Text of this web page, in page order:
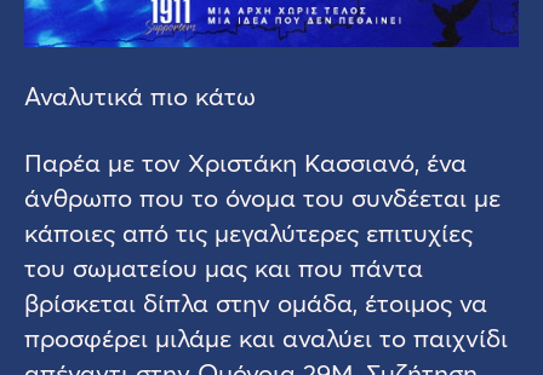
Αναλυτικά πιο κάτω
Παρέα με τον Χριστάκη Κασσιανό, ένα
άνθρωπο που το όνομα του συνδέεται με
κάποιες από τις μεγαλύτερες επιτυχίες
του σωματείου μας και που πάντα
βρίσκεται δίπλα στην ομάδα, έτοιμος να
προσφέρει μιλάμε και αναλύει το παιχνίδι